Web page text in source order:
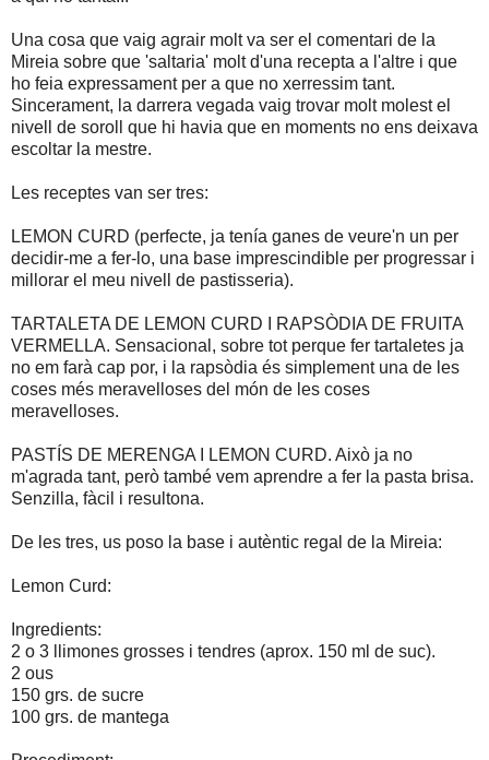
Una cosa que vaig agrair molt va ser el comentari de la
Mireia sobre que 'saltaria' molt d'una recepta a l'altre i que
ho feia expressament per a que no xerressim tant.
Sincerament, la darrera vegada vaig trovar molt molest el
nivell de soroll que hi havia que en moments no ens deixava
escoltar la mestre.
Les receptes van ser tres:
LEMON CURD (perfecte, ja tenía ganes de veure'n un per
decidir-me a fer-lo, una base imprescindible per progressar i
millorar el meu nivell de pastisseria).
TARTALETA DE LEMON CURD I RAPSÒDIA DE FRUITA
VERMELLA. Sensacional, sobre tot perque fer tartaletes ja
no em farà cap por, i la rapsòdia és simplement una de les
coses més meravelloses del món de les coses
meravelloses.
PASTÍS DE MERENGA I LEMON CURD. Això ja no
m'agrada tant, però també vem aprendre a fer la pasta brisa.
Senzilla, fàcil i resultona.
De les tres, us poso la base i autèntic regal de la Mireia:
Lemon Curd:
Ingredients:
2 o 3 llimones grosses i tendres (aprox. 150 ml de suc).
2 ous
150 grs. de sucre
100 grs. de mantega